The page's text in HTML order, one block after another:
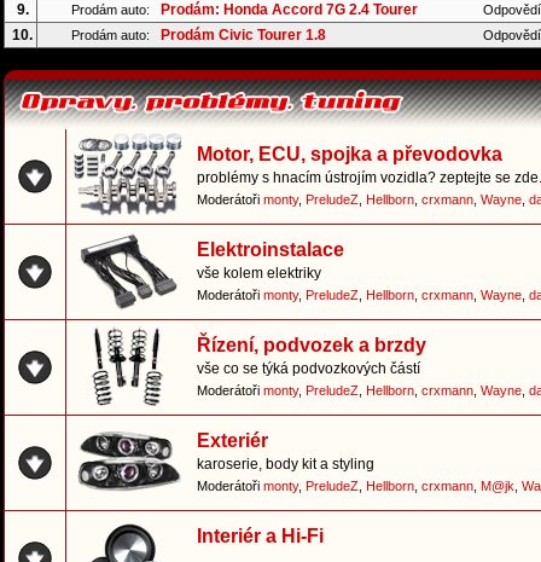
9. Prodám auto: Prodám: Honda Accord 7G 2.4 Tourer
10. Prodám auto: Prodám Civic Tourer 1.8
Motor, ECU, spojka a převodovka
problémy s hnacím ústrojím vozidla? zeptejte se
Moderátoři monty, PreludeZ Hellborn crxmann Wayne
Elektroinstalace
vše kolem elektriky
Moderátoři monty, PreludeZ Hellborn crxmann Wayne
Řízení, podvozek a brzdy
vše co se týká podvozkových částí
Moderátoři monty, PreludeZ Hellborn crxmann Wayne
Exteriér
karoserie, body kit a styling
Moderátoři monty, PreludeZ Hellborn crxmann M@jk
Interiér a Hi-Fi